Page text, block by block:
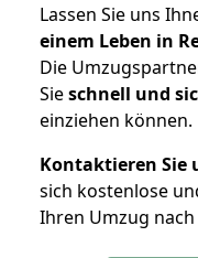
Lassen Sie uns
einem Leben in
Die
Sieschnell und
einziehen können.
Kontaktieren Sie
sich kostenlose
Ihren Umzug nach